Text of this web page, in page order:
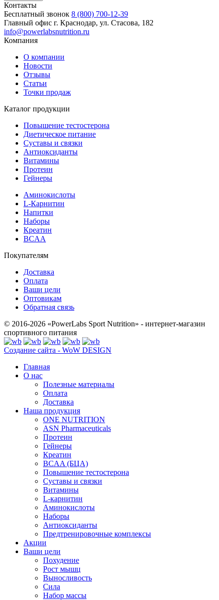
Контакты
Бесплатный звонок 8 (800) 700-12-39
Главный офис г. Краснодар, ул. Стасова, 182
info@powerlabsnutrition.ru
Компания
О компании
Новости
Отзывы
Статьи
Точки продаж
Каталог продукции
Повышение тестостерона
Диетическое питание
Суставы и связки
Антиоксиданты
Витамины
Протеин
Гейнеры
Аминокислоты
L-Карнитин
Напитки
Наборы
Креатин
BCAA
Покупателям
Доставка
Оплата
Ваши цели
Оптовикам
Обратная связь
© 2016-2026 «PowerLabs Sport Nutrition» - интернет-магазин
спортивного питания
Создание сайта - WoW DESIGN
Главная
О нас
Полезные материалы
Оплата
Доставка
Наша продукция
ONE NUTRITION
ASN Pharmaceuticals
Протеин
Гейнеры
Креатин
BCAA (БЦА)
Повышение тестостерона
Суставы и связки
Витамины
L-карнитин
Аминокислоты
Наборы
Антиоксиданты
Предтренировочные комплексы
Акции
Ваши цели
Похудение
Рост мышц
Выносливость
Сила
Набор массы